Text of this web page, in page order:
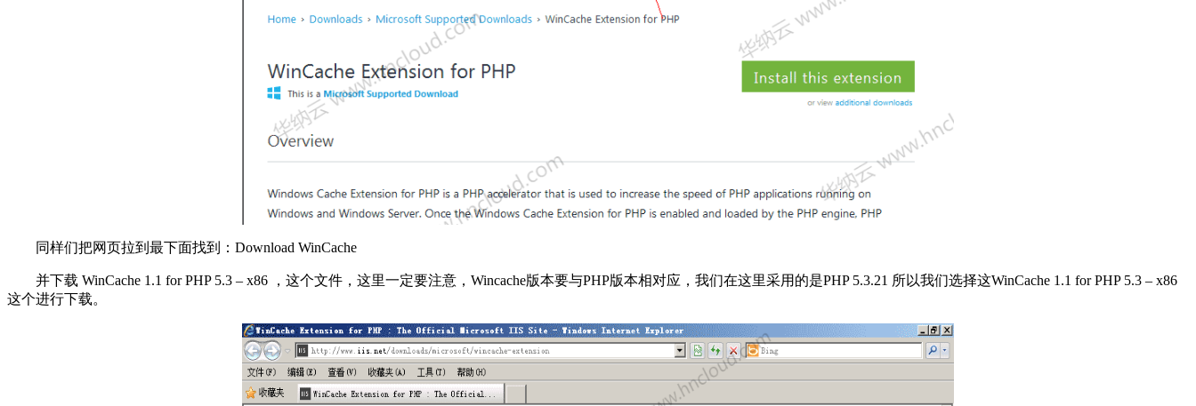
同样们把网页拉到最下面找到：Download WinCache
并下载 WinCache 1.1 for PHP 5.3 – x86 ，这个文件，这里一定要注意，Wincache版本要与PHP版本相对应，我们在这里采用的是PHP 5.3.21 所以我们选择这WinCache 1.1 for PHP 5.3 – x86
这个进行下载。